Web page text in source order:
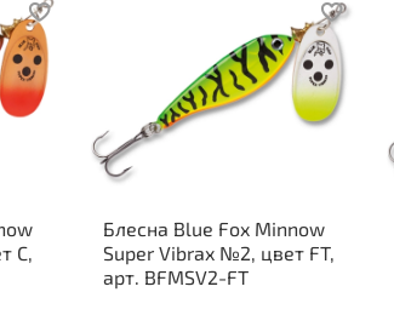
C,
Блесна Blue Fox Minnow
Super Vibrax №2, цвет FT,
арт. BFMSV2-FT